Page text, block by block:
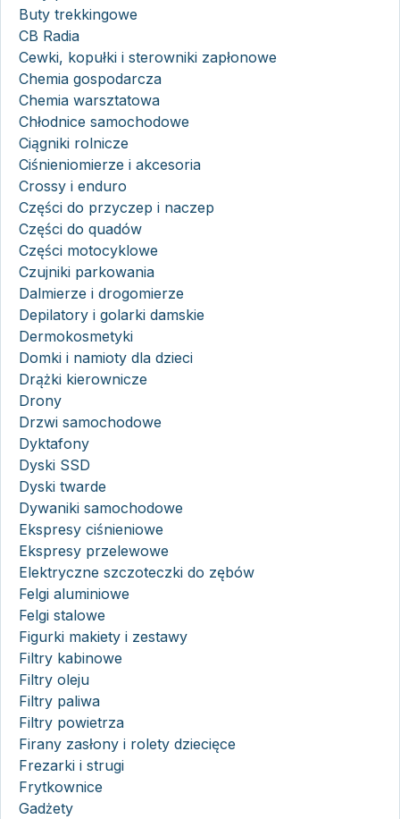
Buty trekkingowe
CB Radia
Cewki, kopułki i sterowniki zapłonowe
Chemia gospodarcza
Chemia warsztatowa
Chłodnice samochodowe
Ciągniki rolnicze
Ciśnieniomierze i akcesoria
Crossy i enduro
Części do przyczep i naczep
Części do quadów
Części motocyklowe
Czujniki parkowania
Dalmierze i drogomierze
Depilatory i golarki damskie
Dermokosmetyki
Domki i namioty dla dzieci
Drążki kierownicze
Drony
Drzwi samochodowe
Dyktafony
Dyski SSD
Dyski twarde
Dywaniki samochodowe
Ekspresy ciśnieniowe
Ekspresy przelewowe
Elektryczne szczoteczki do zębów
Felgi aluminiowe
Felgi stalowe
Figurki makiety i zestawy
Filtry kabinowe
Filtry oleju
Filtry paliwa
Filtry powietrza
Firany zasłony i rolety dziecięce
Frezarki i strugi
Frytkownice
Gadżety